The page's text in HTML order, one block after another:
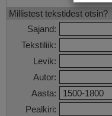
Millistest tekstidest otsin?
Sajand:
Tekstiliik:
Levik:
Autor:
Aasta:
Pealkiri: